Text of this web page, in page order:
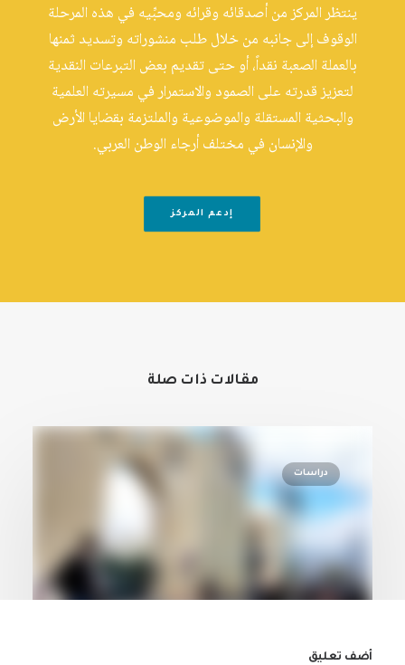
ينتظر المركز من أصدقائه وقرائه ومحبِّيه في هذه المرحلة
الوقوف إلى جانبه من خلال طلب منشوراته وتسديد ثمنها
بالعملة الصعبة نقداً، أو حتى تقديم بعض التبرعات النقدية
لتعزيز قدرته على الصمود والاستمرار في مسيرته العلمية
والبحثية المستقلة والموضوعية والملتزمة بقضايا الأرض
والإنسان في مختلف أرجاء الوطن العربي.
إدعم المركز
مقالات ذات صلة
دراسات
أضف تعليق